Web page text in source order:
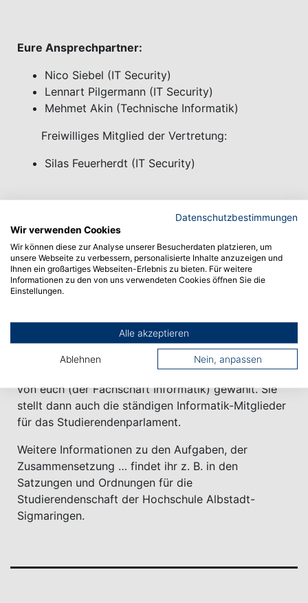
Eure Ansprechpartner:
Nico Siebel (IT Security)
Lennart Pilgermann (IT Security)
Mehmet Akin (Technische Informatik)
Freiwilliges Mitglied der Vertretung:
Silas Feuerherdt (IT Security)
Da ihr an der Hochschule eingeschrieben seid,
gehört ihr automatisch der Verfassten
Studierendenschaft an. Und weil ihr Informatik
studiert, seid ich auch Mitglieder dieser Fachschaft.
Die Fachschaftsvertretung, wird einmal im Jahr „in
unmittelbarer, allgemeiner, freier, gleicher und
geheimer Wahl nach den Grundsätzen der
Mehrheitswahl mit Bindung an den Listenvorschlag“
von euch (der Fachschaft Informatik) gewählt. Sie
stellt dann auch die ständigen Informatik-Mitglieder
für das Studierendenparlament.
Weitere Informationen zu den Aufgaben, der
Zusammensetzung … findet ihr z. B. in den
Satzungen und Ordnungen für die
Studierendenschaft der Hochschule Albstadt-
Sigmaringen.
Datenschutzbestimmungen
Wir verwenden Cookies
Wir können diese zur Analyse unserer Besucherdaten platzieren, um
unsere Webseite zu verbessern, personalisierte Inhalte anzuzeigen und
Ihnen ein großartiges Webseiten-Erlebnis zu bieten. Für weitere
Informationen zu den von uns verwendeten Cookies öffnen Sie die
Einstellungen.
Alle akzeptieren
Ablehnen Nein, anpassen